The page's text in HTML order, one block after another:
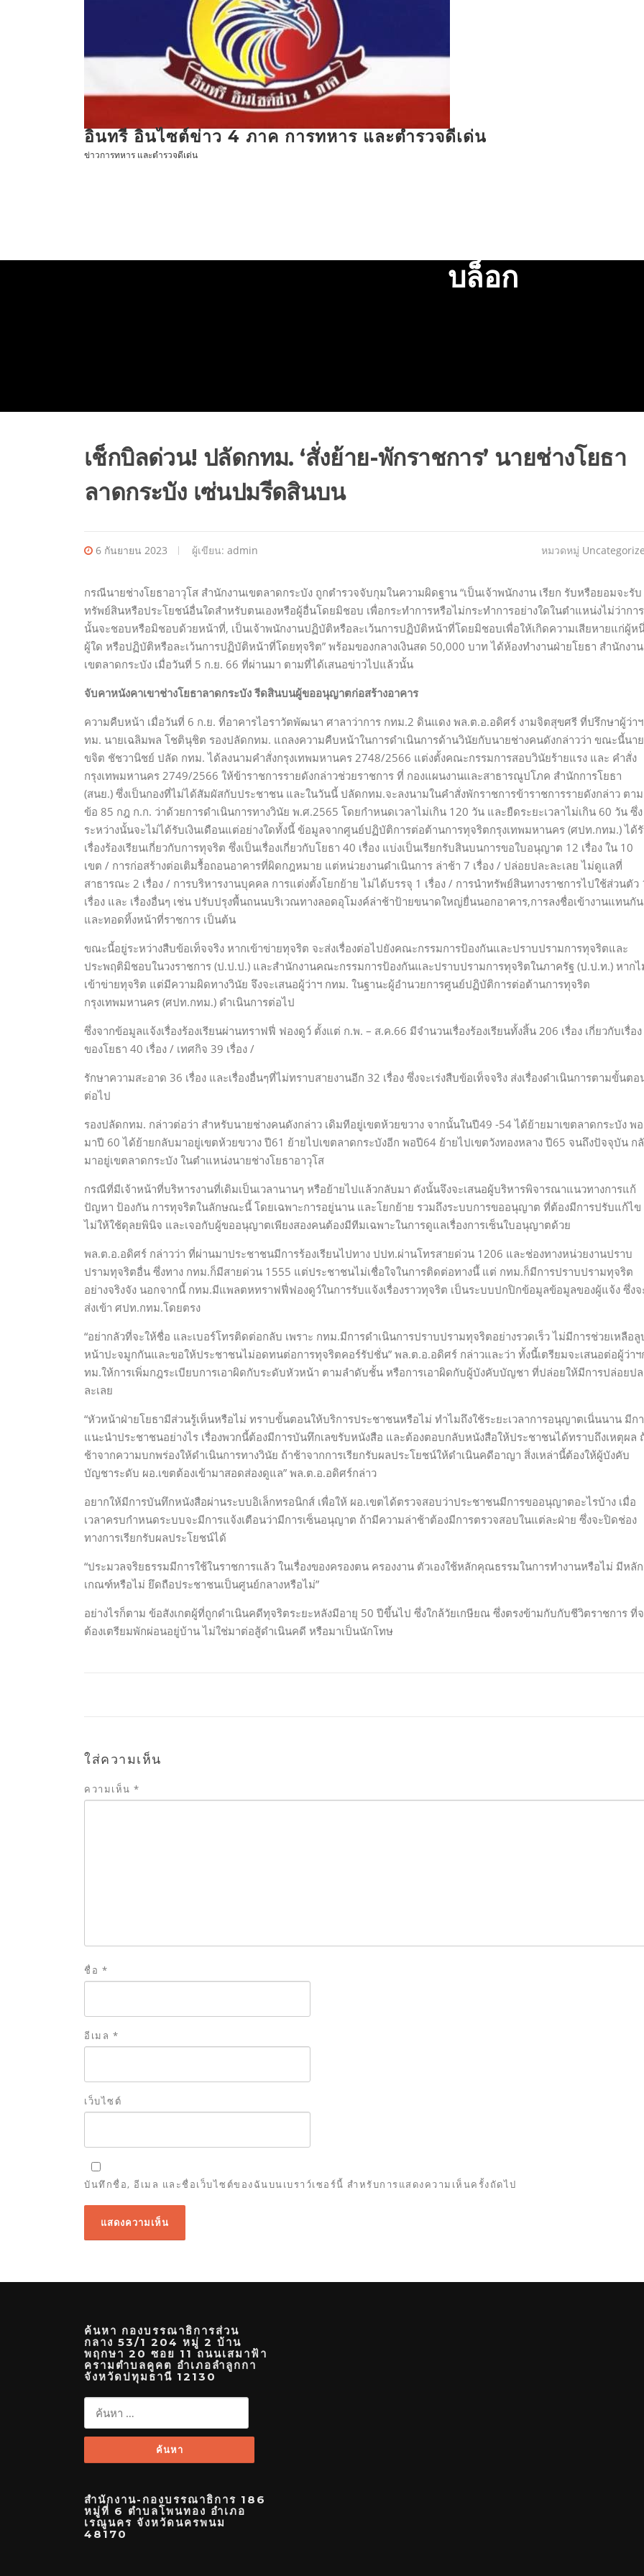
อินทรี อินไซต์ข่าว 4 ภาค การทหาร และตำรวจดีเด่น
ข่าวการทหาร และตำรวจดีเด่น
บล็อก
เช็กบิลด่วน! ปลัดกทม. ‘สั่งย้าย-พักราชการ’ นายช่างโยธา
ลาดกระบัง เซ่นปมรีดสินบน
6 กันยายน 2023 ผู้เขียน: admin หมวดหมู่
กรณีนายช่างโยธาอาวุโส สำนักงานเขตลาดกระบัง ถูกตำรวจจับกุมในความผิดฐาน “เป็นเจ้าพนักงาน เรียก รับหรือยอมจะรับ
ทรัพย์สินหรือประโยชน์อื่นใดสำหรับตนเองหรือผู้อื่นโดยมิชอบ เพื่อกระทำการหรือไม่กระทำการอย่างใดในตำแหน่งไม่ว่าการ
นั้นจะชอบหรือมิชอบด้วยหน้าที่, เป็นเจ้าพนักงานปฏิบัติหรือละเว้นการปฏิบัติหน้าที่โดยมิชอบเพื่อให้เกิดความเสียหายแก่ผู้ห
ผู้ใด หรือปฏิบัติหรือละเว้นการปฏิบัติหน้าที่โดยทุจริต” พร้อมของกลางเงินสด 50,000 บาท ได้ห้องทำงานฝ่ายโยธา สำนักงาน
เขตลาดกระบัง เมื่อวันที่ 5 ก.ย. 66 ที่ผ่านมา ตามที่ได้เสนอข่าวไปแล้วนั้น
จับคาหนังคาเขาช่างโยธาลาดกระบัง รีดสินบนผู้ขออนุญาตก่อสร้างอาคาร
ความคืบหน้า เมื่อวันที่ 6 ก.ย. ที่อาคารไอราวัตพัฒนา ศาลาว่าการ กทม.2 ดินแดง พล.ต.อ.อดิศร์ งามจิตสุขศรี ที่ปรึกษาผู้ว่า
ทม. นายเฉลิมพล โชตินุชิต รองปลัดกทม. แถลงความคืบหน้าในการดำเนินการด้านวินัยกับนายช่างคนดังกล่าวว่า ขณะนี้นาย
ขจิต ชัชวานิชย์ ปลัด กทม. ได้ลงนามคำสั่งกรุงเทพมหานคร 2748/2566 แต่งตั้งคณะกรรมการสอบวินัยร้ายแรง และ คำสั่ง
กรุงเทพมหานคร 2749/2566 ให้ข้าราชการรายดังกล่าวช่วยราชการ ที่ กองแผนงานและสาธารณูปโภค สำนักการโยธา
(สนย.) ซึ่งเป็นกองที่ไม่ได้สัมผัสกับประชาชน และในวันนี้ ปลัดกทม.จะลงนามในคำสั่งพักราชการข้าราชการรายดังกล่าว ตาม
ข้อ 85 กฎ ก.ก. ว่าด้วยการดำเนินการทางวินัย พ.ศ.2565 โดยกำหนดเวลาไม่เกิน 120 วัน และยืดระยะเวลาไม่เกิน 60 วัน ซึ่ง
ระหว่างนั้นจะไม่ได้รับเงินเดือนแต่อย่างใดทั้งนี้ ข้อมูลจากศูนย์ปฏิบัติการต่อต้านการทุจริตกรุงเทพมหานคร (ศปท.กทม.) ได้
เรื่องร้องเรียนเกี่ยวกับการทุจริต ซึ่งเป็นเรื่องเกี่ยวกับโยธา 40 เรื่อง แบ่งเป็นเรียกรับสินบนการขอใบอนุญาต 12 เรื่อง ใน 10
เขต / การก่อสร้างต่อเติมรื้อถอนอาคารที่ผิดกฎหมาย แต่หน่วยงานดำเนินการ ล่าช้า 7 เรื่อง / ปล่อยปละละเลย ไม่ดูแลที่
สาธารณะ 2 เรื่อง / การบริหารงานบุคคล การแต่งตั้งโยกย้าย ไม่ได้บรรจุ 1 เรื่อง / การนำทรัพย์สินทางราชการไปใช้ส่วนตัว
เรื่อง และ เรื่องอื่นๆ เช่น ปรับปรุงพื้นถนนบริเวณทางลอดอุโมงค์ล่าช้าป้ายขนาดใหญ่ยื่นนอกอาคาร,การลงชื่อเข้างานแทนกัน
และทอดทิ้งหน้าที่ราชการ เป็นต้น
ขณะนี้อยู่ระหว่างสืบข้อเท็จจริง หากเข้าข่ายทุจริต จะส่งเรื่องต่อไปยังคณะกรรมการป้องกันและปราบปรามการทุจริตและ
ประพฤติมิชอบในวงราชการ (ป.ป.ป.) และสำนักงานคณะกรรมการป้องกันและปราบปรามการทุจริตในภาครัฐ (ป.ป.ท.) หาก
เข้าข่ายทุจริต แต่มีความผิดทางวินัย จึงจะเสนอผู้ว่าฯ กทม. ในฐานะผู้อำนวยการศูนย์ปฏิบัติการต่อต้านการทุจริต
กรุงเทพมหานคร (ศปท.กทม.) ดำเนินการต่อไป
ซึ่งจากข้อมูลแจ้งเรื่องร้องเรียนผ่านทราฟฟี่ ฟองดูว์ ตั้งแต่ ก.พ. – ส.ค.66 มีจำนวนเรื่องร้องเรียนทั้งสิ้น 206 เรื่อง เกี่ยวกับเรื่อง
ของโยธา 40 เรื่อง / เทศกิจ 39 เรื่อง /
รักษาความสะอาด 36 เรื่อง และเรื่องอื่นๆที่ไม่ทราบสายงานอีก 32 เรื่อง ซึ่งจะเร่งสืบข้อเท็จจริง ส่งเรื่องดำเนินการตามขั้นตอ
ต่อไป
รองปลัดกทม. กล่าวต่อว่า สำหรับนายช่างคนดังกล่าว เดิมทีอยู่เขตห้วยขวาง จากนั้นในปี49 -54 ได้ย้ายมาเขตลาดกระบัง พอ
มาปี 60 ได้ย้ายกลับมาอยู่เขตห้วยขวาง ปี61 ย้ายไปเขตลาดกระบังอีก พอปี64 ย้ายไปเขตวังทองหลาง ปี65 จนถึงปัจจุบัน ก
มาอยู่เขตลาดกระบัง ในตำแหน่งนายช่างโยธาอาวุโส
กรณีที่มีเจ้าหน้าที่บริหารงานที่เดิมเป็นเวลานานๆ หรือย้ายไปแล้วกลับมา ดังนั้นจึงจะเสนอผู้บริหารพิจารณาแนวทางการแก้
ปัญหา ป้องกัน การทุจริตในลักษณะนี้ โดยเฉพาะการอยู่นาน และโยกย้าย รวมถึงระบบการขออนุญาต ที่ต้องมีการปรับแก้ไข
ไม่ให้ใช้ดุลยพินิจ และเจอกับผู้ขออนุญาตเพียงสองคนต้องมีทีมเฉพาะในการดูแลเรื่องการเซ็นใบอนุญาตด้วย
พล.ต.อ.อดิศร์ กล่าวว่า ที่ผ่านมาประชาชนมีการร้องเรียนไปทาง ปปท.ผ่านโทรสายด่วน 1206 และช่องทางหน่วยงานปราบ
ปรามทุจริตอื่น ซึ่งทาง กทม.ก็มีสายด่วน 1555 แต่ประชาชนไม่เชื่อใจในการติดต่อทางนึ้ แต่ กทม.ก็มีการปราบปรามทุจริต
อย่างจริงจัง นอกจากนี้ กทม.มีแพลตหทราฟฟี่ฟองดูว์ในการรับแจ้งเรื่องราวทุจริต เป็นระบบปกปิกข้อมูลข้อมูลของผู้แจ้ง ซึ่งจ
ส่งเข้า ศปท.กทม.โดยตรง
“อย่ากลัวที่จะให้ชื่อ และเบอร์โทรติดต่อกลับ เพราะ กทม.มีการดำเนินการปราบปรามทุจริตอย่างรวดเร็ว ไม่มีการช่วยเหลือลู
หน้าปะจมูกกันและขอให้ประชาชนไม่อดทนต่อการทุจริตคอร์รัปชั่น” พล.ต.อ.อดิศร์ กล่าวและว่า ทั้งนี้เตรียมจะเสนอต่อผู้ว่าฯ
ทม.ให้การเพิ่มกฎระเบียบการเอาผิดกับระดับหัวหน้า ตามลำดับชั้น หรือการเอาผิดกับผู้บังคับบัญชา ที่ปล่อยให้มีการปล่อยป
ละเลย
“หัวหน้าฝ่ายโยธามีส่วนรู้เห็นหรือไม่ ทราบขั้นตอนให้บริการประชาชนหรือไม่ ทำไมถึงใช้ระยะเวลาการอนุญาตเนิ่นนาน มีก
แนะนำประชาชนอย่างไร เรื่องพวกนี้ต้องมีการบันทึกเลขรับหนังสือ และต้องตอบกลับหนังสือให้ประชาชนได้ทราบถึงเหตุผล
ช้าจากความบกพร่องให้ดำเนินการทางวินัย ถ้าช้าจากการเรียกรับผลประโยชน์ให้ดำเนินคดีอาญา สิ่งเหล่านี้ต้องให้ผู้บังคับ
บัญชาระดับ ผอ.เขตต้องเข้ามาสอดส่องดูแล” พล.ต.อ.อดิศร์กล่าว
อยากให้มีการบันทึกหนังสือผ่านระบบอิเล็กทรอนิกส์ เพื่อให้ ผอ.เขตได้ตรวจสอบว่าประชาชนมีการขออนุญาตอะไรบ้าง เมื่อ
เวลาครบกำหนดระบบจะมีการแจ้งเตือนว่ามีการเซ็นอนุญาต ถ้ามีความล่าช้าต้องมีการตรวจสอบในแต่ละฝ่าย ซึ่งจะปิดช่อง
ทางการเรียกรับผลประโยชน์ได้
“ประมวลจริยธรรมมีการใช้ในราชการแล้ว ในเรื่องของครองตน ครองงาน ตัวเองใช้หลักคุณธรรมในการทำงานหรือไม่ มีหลัก
เกณฑ์หรือไม่ ยึดถือประชาชนเป็นศูนย์กลางหรือไม่”
อย่างไรก็ตาม ข้อสังเกตผู้ที่ถูกดำเนินคดีทุจริตระยะหลังมีอายุ 50 ปีขึ้นไป ซึ่งใกล้วัยเกษียณ ซึ่งตรงข้ามกับกับชีวิตราชการ ที่
ต้องเตรียมพักผ่อนอยู่บ้าน ไม่ใช่มาต่อสู้ดำเนินคดี หรือมาเป็นนักโทษ
ใส่ความเห็น
ความเห็น *
ชื่อ *
อีเมล *
เว็บไซต์
บันทึกชื่อ, อีเมล และชื่อเว็บไซต์ของฉันบนเบราว์เซอร์นี้ สำหรับการแสดงความเห็นครั้งถัดไป
ค้นหา กองบรรณาธิการส่วน
กลาง 53/1 204 หมู่ 2 บ้าน
พฤกษา 20 ซอย 11 ถนนเสมาฟ้า
ครามตำบลคูคต อำเภอลำลูกกา
จังหวัดปทุมธานี 12130
ค้นหา
สำหรับ:
สำนักงาน-กองบรรณาธิการ 186
หมู่ที่ 6 ตำบลโพนทอง อำเภอ
เรณูนคร จังหวัดนครพนม
48170